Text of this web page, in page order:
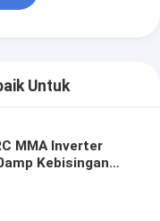
Untuk
MMA Inverter
Kebisingan